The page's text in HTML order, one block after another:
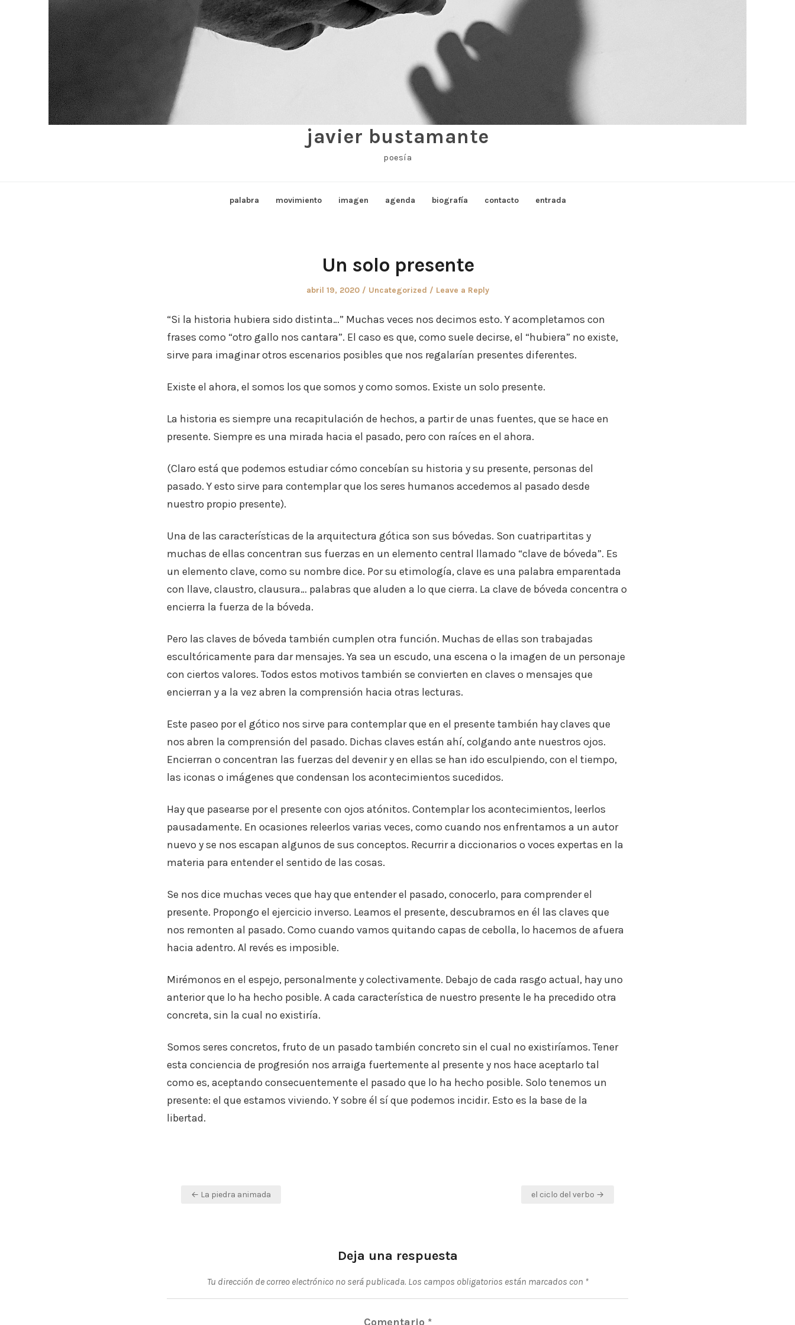
javier bustamante
poesía
palabra movimiento imagen agenda biografía contacto entrada
Un solo presente
Posted
abril 19, 2020
Posted
Uncategorized Leave a Reply
“Si la historia hubiera sido distinta…” Muchas veces nos decimos esto. Y acompletamos con
frases como “otro gallo nos cantara”. El caso es que, como suele decirse, el “hubiera” no existe,
sirve para imaginar otros escenarios posibles que nos regalarían presentes diferentes.
Existe el ahora, el somos los que somos y como somos. Existe un solo presente.
La historia es siempre una recapitulación de hechos, a partir de unas fuentes, que se hace en
presente. Siempre es una mirada hacia el pasado, pero con raíces en el ahora.
(Claro está que podemos estudiar cómo concebían su historia y su presente, personas del
pasado. Y esto sirve para contemplar que los seres humanos accedemos al pasado desde
nuestro propio presente).
Una de las características de la arquitectura gótica son sus bóvedas. Son cuatripartitas y
muchas de ellas concentran sus fuerzas en un elemento central llamado “clave de bóveda”. Es
un elemento clave, como su nombre dice. Por su etimología, clave es una palabra emparentada
con llave, claustro, clausura… palabras que aluden a lo que cierra. La clave de bóveda concentra o
encierra la fuerza de la bóveda.
Pero las claves de bóveda también cumplen otra función. Muchas de ellas son trabajadas
escultóricamente para dar mensajes. Ya sea un escudo, una escena o la imagen de un personaje
con ciertos valores. Todos estos motivos también se convierten en claves o mensajes que
encierran y a la vez abren la comprensión hacia otras lecturas.
Este paseo por el gótico nos sirve para contemplar que en el presente también hay claves que
nos abren la comprensión del pasado. Dichas claves están ahí, colgando ante nuestros ojos.
Encierran o concentran las fuerzas del devenir y en ellas se han ido esculpiendo, con el tiempo,
las iconas o imágenes que condensan los acontecimientos sucedidos.
Hay que pasearse por el presente con ojos atónitos. Contemplar los acontecimientos, leerlos
pausadamente. En ocasiones releerlos varias veces, como cuando nos enfrentamos a un autor
nuevo y se nos escapan algunos de sus conceptos. Recurrir a diccionarios o voces expertas en la
materia para entender el sentido de las cosas.
Se nos dice muchas veces que hay que entender el pasado, conocerlo, para comprender el
presente. Propongo el ejercicio inverso. Leamos el presente, descubramos en él las claves que
nos remonten al pasado. Como cuando vamos quitando capas de cebolla, lo hacemos de afuera
hacia adentro. Al revés es imposible.
Mirémonos en el espejo, personalmente y colectivamente. Debajo de cada rasgo actual, hay uno
anterior que lo ha hecho posible. A cada característica de nuestro presente le ha precedido otra
concreta, sin la cual no existiría.
Somos seres concretos, fruto de un pasado también concreto sin el cual no existiríamos. Tener
esta conciencia de progresión nos arraiga fuertemente al presente y nos hace aceptarlo tal
como es, aceptando consecuentemente el pasado que lo ha hecho posible. Solo tenemos un
presente: el que estamos viviendo. Y sobre él sí que podemos incidir. Esto es la base de la
libertad.
Navegación
← La piedra animada el ciclo del verbo →
Deja una respuesta
Tu dirección de correo electrónico no será publicada. Los campos obligatorios están marcados con *
Comentario *